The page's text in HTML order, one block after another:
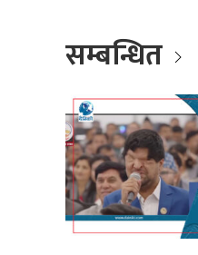
सम्बन्धित